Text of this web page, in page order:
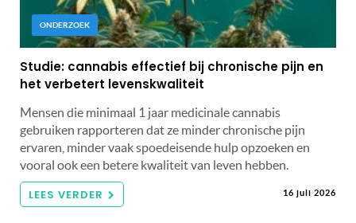
ONDERZOEK
Studie: cannabis effectief bij chronische pijn en
het verbetert levenskwaliteit
Mensen die minimaal 1 jaar medicinale cannabis
gebruiken rapporteren dat ze minder chronische pijn
ervaren, minder vaak spoedeisende hulp opzoeken en
vooral ook een betere kwaliteit van leven hebben.
LEES VERDER 16 juli 2026